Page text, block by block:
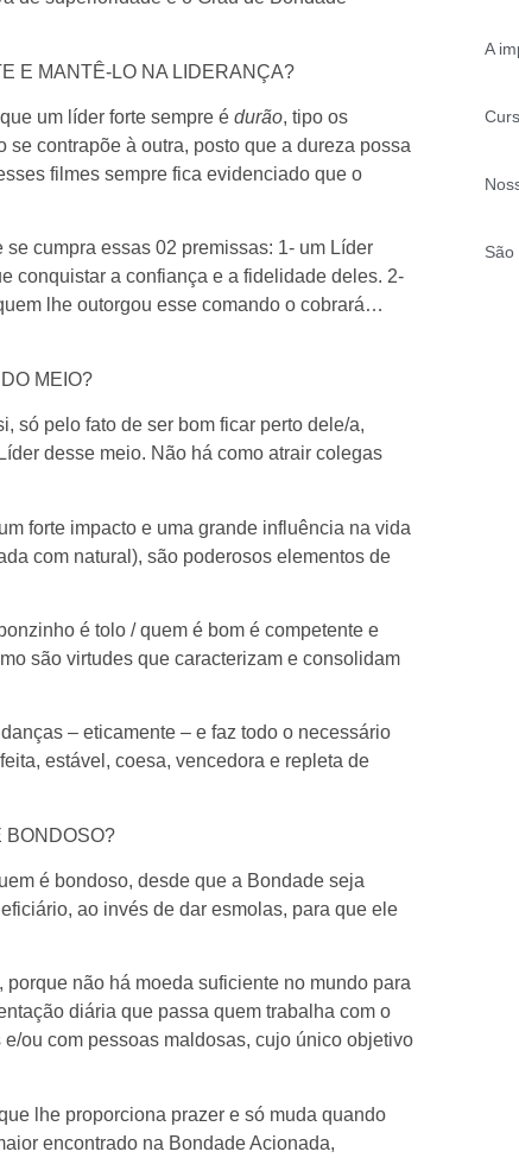
E MANTÊ-LO NA LIDERANÇA?
um líder forte sempre é durão, tipo os
contrapõe à outra, posto que a dureza possa
filmes sempre fica evidenciado que o
cumpra essas 02 premissas: 1- um Líder
conquistar a confiança e a fidelidade deles. 2-
lhe outorgou esse comando o cobrará…
MEIO?
só pelo fato de ser bom ficar perto dele/a,
desse meio. Não há como atrair colegas
forte impacto e uma grande influência na vida
com natural), são poderosos elementos de
é tolo / quem é bom é competente e
são virtudes que caracterizam e consolidam
– eticamente – e faz todo o necessário
estável, coesa, vencedora e repleta de
BONDOSO?
é bondoso, desde que a Bondade seja
ao invés de dar esmolas, para que ele
não há moeda suficiente no mundo para
diária que passa quem trabalha com o
ou com pessoas maldosas, cujo único objetivo
lhe proporciona prazer e só muda quando
encontrado na Bondade Acionada,
A
São